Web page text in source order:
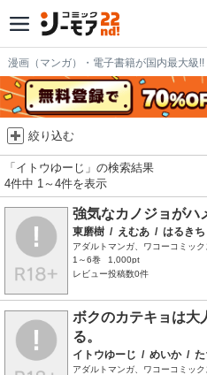
漫画（マンガ）・電子書籍が国内最大級!!
絞り込む
「イトウゆーじ」の検索結果
4件中 1～4件を表示
強気なカノジョがハ
東磨樹 / えむあ / はるきち
アダルトマンガ、ワコーコミック
1～6巻
1,000pt
レビュー投稿数0件
ボクのカテキョは大
る。
イトウゆーじ / めいか /
アダルトマンガ、ワコーコミック